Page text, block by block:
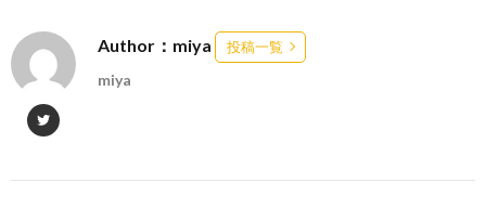
Author：miya 投稿一覧
miya